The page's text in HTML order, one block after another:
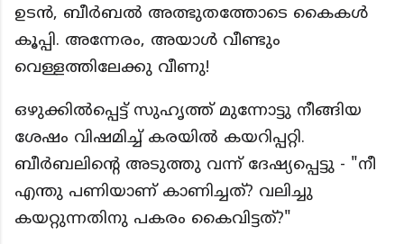
ഉടൻ, ബീർബൽ അത്ഭുതത്തോടെ കൈകൾ
കൂപ്പി. അന്നേരം, അയാൾ വീണ്ടും
വെള്ളത്തിലേക്കു വീണു!
ഒഴുക്കിൽപ്പെട്ട് സുഹൃത്ത് മുന്നോട്ടു നീങ്ങിയ
ശേഷം വിഷമിച്ച് കരയിൽ കയറിപ്പറ്റി.
ബീർബലിന്റെ അടുത്തു വന്ന് ദേഷ്യപ്പെട്ടു - "നീ
എന്തു പണിയാണ് കാണിച്ചത്? വലിച്ചു
കയറ്റുന്നതിനു പകരം കൈവിട്ടത്?"